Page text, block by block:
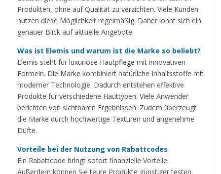
Produkten, ohne auf Qualität zu verzichten. Viele Kunden
nutzen diese Möglichkeit regelmäßig. Daher lohnt sich ein
genauer Blick auf aktuelle Angebote.
Was ist Elemis und warum ist die Marke so beliebt?
Elemis steht für luxuriöse Hautpflege mit innovativen
Formeln. Die Marke kombiniert natürliche Inhaltsstoffe mit
moderner Technologie. Dadurch entstehen effektive
Produkte für verschiedene Hauttypen. Viele Anwender
berichten von sichtbaren Ergebnissen. Zudem überzeugt
die Marke durch hochwertige Texturen und angenehme
Düfte.
Vorteile bei der Nutzung von Rabattcodes
Ein Rabattcode bringt sofort finanzielle Vorteile.
Außerdem können Sie teure Produkte günstiger testen.